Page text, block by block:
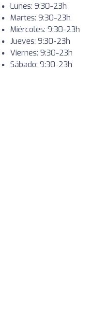
Lunes: 9:30-23h
Martes: 9:30-23h
Miércoles: 9:30-23h
Jueves: 9:30-23h
Viernes: 9:30-23h
Sábado: 9:30-23h